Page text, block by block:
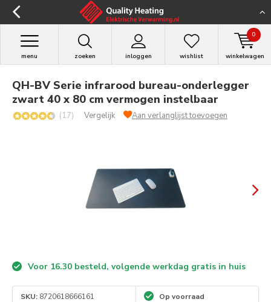
zoeken inloggen
menu wishlist winkelwagen
0
QH-BV Serie infrarood bureau-onderlegger
zwart 40 x 80 cm vermogen instelbaar
(17) Vergelijk Aan verlanglijst toevoegen
Voor 16.30 besteld, volgende werkdag gratis in huis
SKU: 8720618666161 Op voorraad